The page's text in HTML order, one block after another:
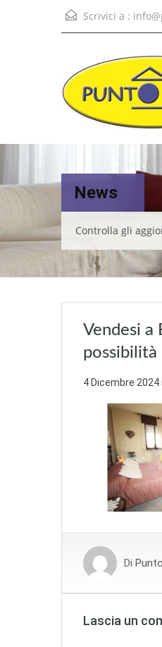
Scrivici a :
News
Controlla gli
Vendesi a
4 Dicembre 2024
Di
Lascia un